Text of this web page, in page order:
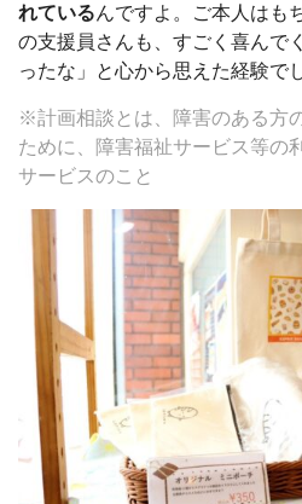
れているんですよ。ご本人はも
の支援員さんも、すごく喜んで
ったな」と心から思えた経験で
※計画相談とは、障害のある方
ために、障害福祉サービス等の
サービスのこと